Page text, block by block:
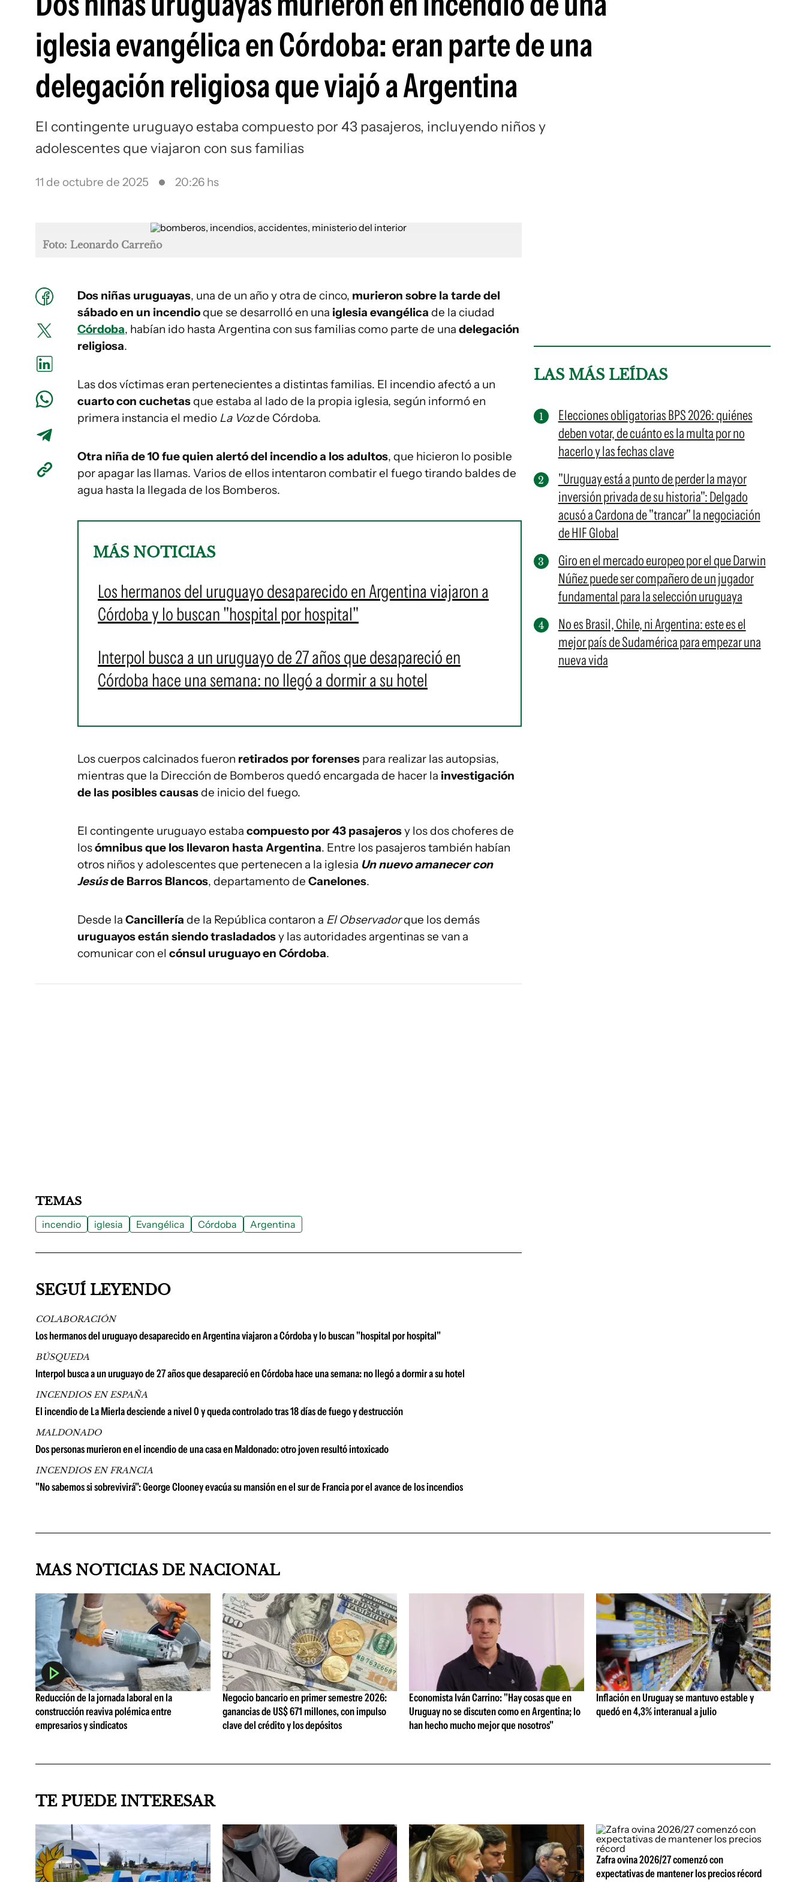
iglesia evangélica en Córdoba: eran parte de una
delegación religiosa que viajó a Argentina
El contingente uruguayo estaba compuesto por 43 pasajeros, incluyendo niños y
adolescentes que viajaron con sus familias
11 de octubre de 2025 20:26 hs
Foto: Leonardo Carreño
Dos niñas uruguayas, una de un año y otra de cinco, murieron sobre la tarde del
sábado en un incendioque se desarrolló en una iglesia evangélica de la ciudad
Córdoba, habían ido hasta Argentina con sus familias como parte de una delegación
religiosa.
Las dos víctimas eran pertenecientes a distintas familias. El incendio afectó a un
cuarto con cuchetasque estaba al lado de la propia iglesia, según informó en
primera instancia el medio La Vozde Córdoba.
Otra niña de 10 fue quien alertó del incendio a los adultos, que hicieron lo posible
por apagar las llamas. Varios de ellos intentaron combatir el fuego tirando baldes de
agua hasta la llegada de los Bomberos.
MÁS NOTICIAS
Los hermanos del uruguayo desaparecido en Argentina viajaron a
Córdoba y lo buscan "hospital por hospital"
Interpol busca a un uruguayo de 27 años que desapareció en
Córdoba hace una semana: no llegó a dormir a su hotel
Los cuerpos calcinados fueron retirados por forenses para realizar las autopsias,
mientras que la Dirección de Bomberos quedó encargada de hacer la investigación
de las posibles causasde inicio del fuego.
El contingente uruguayo estaba compuesto por 43 pasajerosy los dos choferes de
losómnibus que los llevaron hasta Argentina. Entre los pasajeros también habían
otros niños y adolescentes que pertenecen a la iglesia Un nuevo amanecer con
Jesúsde Barros Blancos, departamento de Canelones.
Desde la Cancillería de la República contaron a El Observadorque los demás
uruguayos están siendo trasladadosy las autoridades argentinas se van a
comunicar con el cónsul uruguayo en Córdoba.
LAS MÁS LEÍDAS
Elecciones obligatorias BPS 2026: quiénes
deben votar, de cuánto es la multa por no
hacerlo y las fechas clave
"Uruguay está a punto de perder la mayor
inversión privada de su historia": Delgado
acusó a Cardona de "trancar" la negociación
de HIF Global
Giro en el mercado europeo por el que Darwin
Núñez puede ser compañero de un jugador
fundamental para la selección uruguaya
No es Brasil, Chile, ni Argentina: este es el
mejor país de Sudamérica para empezar una
nueva vida
TEMAS
incendio iglesia Evangélica Córdoba Argentina
SEGUÍ LEYENDO
COLABORACIÓN
Los hermanos del uruguayo desaparecido en Argentina viajaron a Córdoba y lo buscan "hospital por hospital"
BÚSQUEDA
Interpol busca a un uruguayo de 27 años que desapareció en Córdoba hace una semana: no llegó a dormir a su hotel
INCENDIOS EN ESPAÑA
El incendio de La Mierla desciende a nivel 0 y queda controlado tras 18 días de fuego y destrucción
MALDONADO
Dos personas murieron en el incendio de una casa en Maldonado: otro joven resultó intoxicado
INCENDIOS EN FRANCIA
"No sabemos si sobrevivirá": George Clooney evacúa su mansión en el sur de Francia por el avance de los incendios
MAS NOTICIAS DE NACIONAL
Reducción de la jornada laboral en la
construcción reaviva polémica entre
empresarios y sindicatos
Negocio bancario en primer semestre 2026:
ganancias de US$ 671 millones, con impulso
clave del crédito y los depósitos
Economista Iván Carrino: "Hay cosas que en
Uruguay no se discuten como en Argentina; lo
han hecho mucho mejor que nosotros"
Inflación en Uruguay se mantuvo estable y
quedó en 4,3% interanual a julio
TE PUEDE INTERESAR
Zafra ovina 2026/27 comenzó con
expectativas de mantener los precios récord